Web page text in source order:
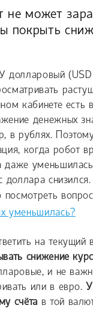
не может
покрыть
долларовый
кабинете есть
денежных
в рублях.
когда робот
уменьшилась
доллара
вопрос
уменьшилась?
на текущий
снижение
и не
или в евро.
счёта в той